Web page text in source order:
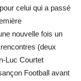
celui qui a passé
nouvelle fois un
(deux
Luc Courtet
Football avant